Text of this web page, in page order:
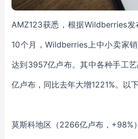
AMZ123获悉，根据Wildberries
10个月，Wildberries上中小卖家
达到3957亿卢布。其中各种手工
亿卢布，同比去年大增1221%。以
莫斯科地区（2266亿卢布，+98%）